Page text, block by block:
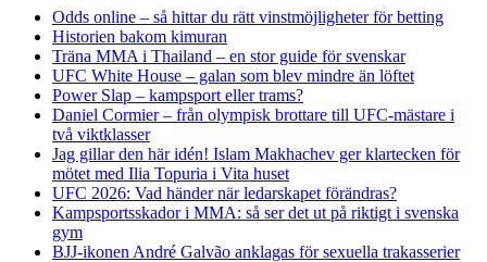
Odds online – så hittar du rätt vinstmöjligheter för betting
Historien bakom kimuran
Träna MMA i Thailand – en stor guide för svenskar
UFC White House – galan som blev mindre än löftet
Power Slap – kampsport eller trams?
Daniel Cormier – från olympisk brottare till UFC-mästare i
två viktklasser
Jag gillar den här idén! Islam Makhachev ger klartecken för
mötet med Ilia Topuria i Vita huset
UFC 2026: Vad händer när ledarskapet förändras?
Kampsportsskador i MMA: så ser det ut på riktigt i svenska
gym
BJJ-ikonen André Galvão anklagas för sexuella trakasserier